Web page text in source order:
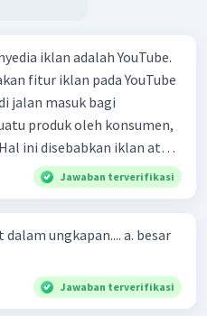
fitur iklan pada YouTube
perusahaan kepada
Jawaban terverifikasi
a. besar
Jawaban terverifikasi